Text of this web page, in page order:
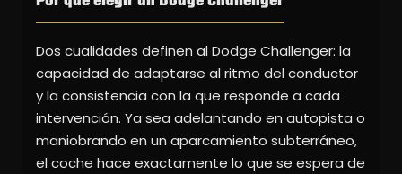
Dos cualidades definen al Dodge Challenger: la
capacidad de adaptarse al ritmo del conductor
y la consistencia con la que responde a cada
intervención. Ya sea adelantando en autopista o
maniobrando en un aparcamiento subterráneo,
el coche hace exactamente lo que se espera de